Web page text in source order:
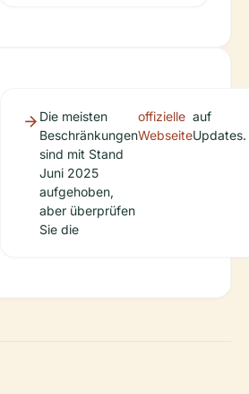
Die meisten
Beschränkungen
sind mit Stand
Juni 2025
aufgehoben,
aber überprüfen
Sie die
offizielle
Webseite
auf
Updates.